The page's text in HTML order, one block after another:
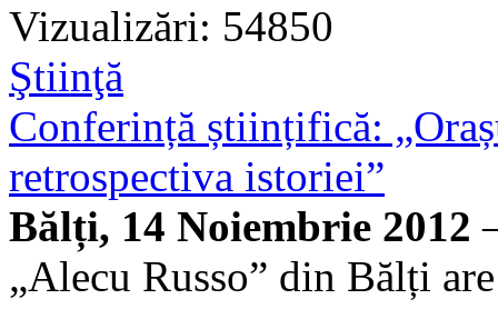
Vizualizări: 54850
Ştiinţă
Conferință științifică:
retrospectiva istoriei”
Bălți, 14 Noiembrie 2012
„Alecu Russo” din Bălți